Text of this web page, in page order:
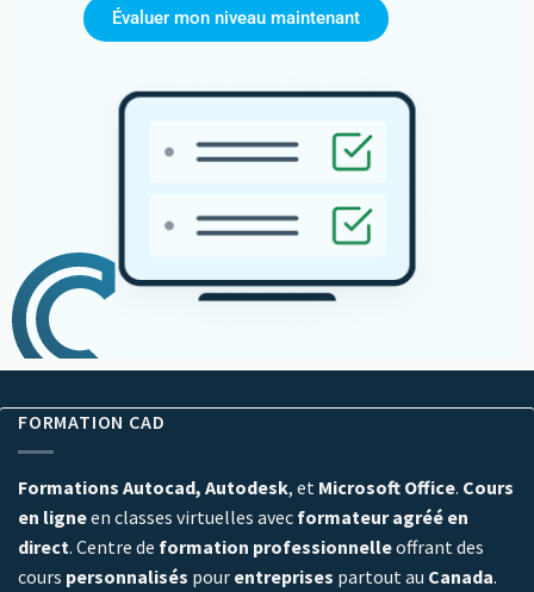
Évaluer mon niveau maintenant
FORMATION CAD
Formations Autocad, Autodesk, et Microsoft Office. Cours
en ligneen classes virtuelles avec formateur agréé en
direct. Centre de formation professionnelleoffrant des
cours personnalisés pour entreprises partout au Canada.